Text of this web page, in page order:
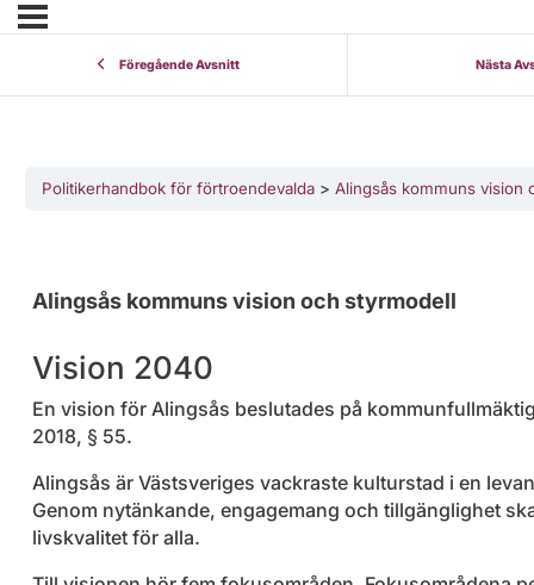
Föregående Avsnitt Nästa
Politikerhandbok för förtroendevalda Alingsås kommuns vision
Alingsås kommuns vision och styrmodell
Vision 2040
En vision för Alingsås beslutades på
2018, § 55.
Alingsås är Västsveriges vackraste kulturstad i en
Genom nytänkande, engagemang och tillgänglighet
livskvalitet för alla.